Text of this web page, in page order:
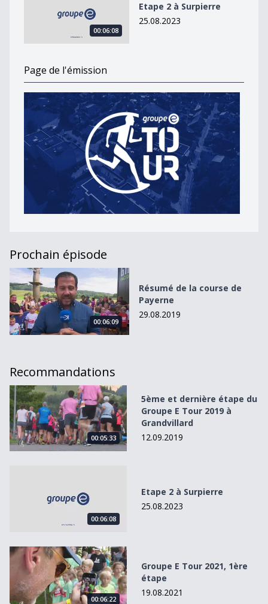
00:06:08
Etape 2 à Surpierre
25.08.2023
Page de l'émission
Prochain épisode
Résumé de la course de Payerne
00:06:09
Résumé de la course de
Payerne
29.08.2019
Recommandations
5ème et dernière étape du Groupe E Tour 2019 à
00:05:33
5ème et dernière étape du
Groupe E Tour 2019 à
Grandvillard
12.09.2019
00:06:08
Etape 2 à Surpierre
25.08.2023
Groupe E Tour 2021, 1ère étape
00:06:22
Groupe E Tour 2021, 1ère
étape
19.08.2021